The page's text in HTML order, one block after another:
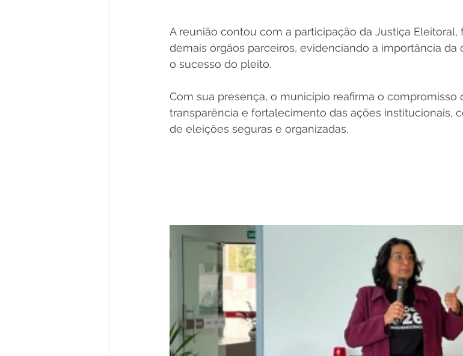
A reunião contou com a participação da Justiça Eleitoral,
demais órgãos parceiros, evidenciando a importância da
o sucesso do pleito.
Com sua presença, o município reafirma o compromisso
transparência e fortalecimento das ações institucionais,
de eleições seguras e organizadas.